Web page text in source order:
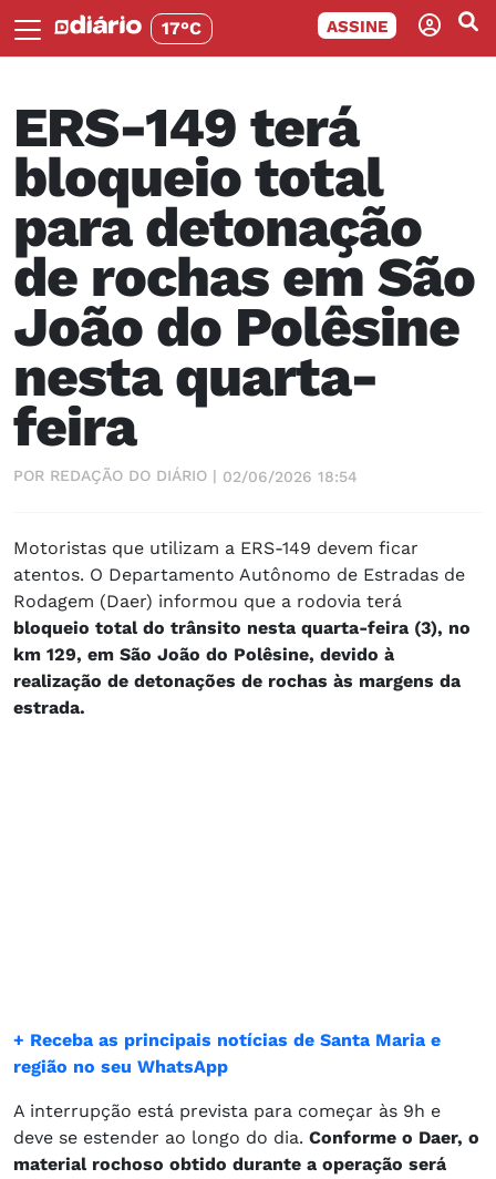
17°C ASSINE
ERS-149 terá
bloqueio total
para detonação
de rochas em São
João do Polêsine
nesta quarta-
feira
POR REDAÇÃO DO DIÁRIO | 02/06/2026 18:54
Motoristas que utilizam a ERS-149 devem ficar
atentos. O Departamento Autônomo de Estradas de
Rodagem (Daer) informou que a rodovia terá
bloqueio total do trânsito nesta quarta-feira (3), no
km 129, em São João do Polêsine, devido à
realização de detonações de rochas às margens da
estrada.
+ Receba as principais notícias de Santa Maria e
região no seu WhatsApp
A interrupção está prevista para começar às 9h e
deve se estender ao longo do dia. Conforme o Daer, o
material rochoso obtido durante a operação será